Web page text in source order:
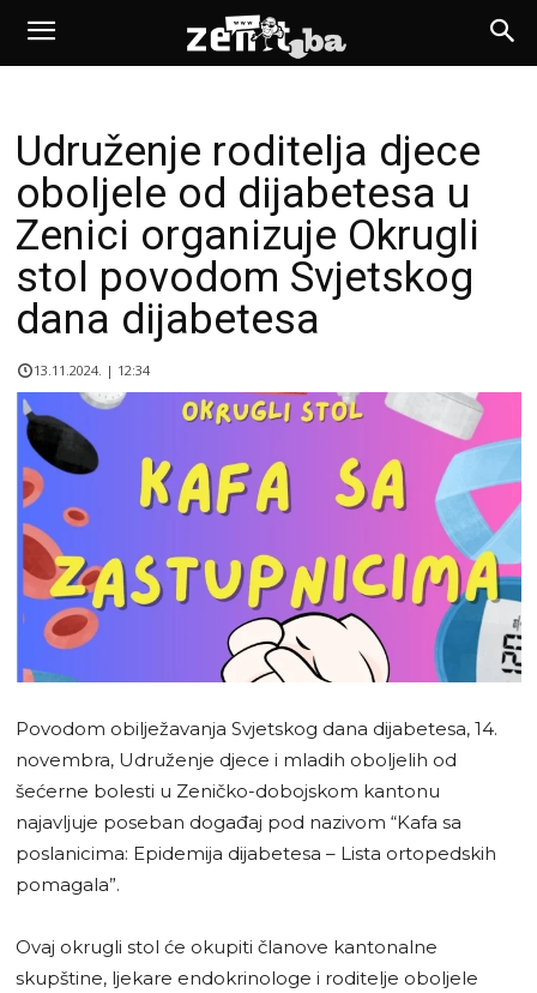
Udruženje roditelja djece
oboljele od dijabetesa u
Zenici organizuje Okrugli
stol povodom Svjetskog
dana dijabetesa
13.11.2024. | 12:34
Povodom obilježavanja Svjetskog dana dijabetesa, 14.
novembra, Udruženje djece i mladih oboljelih od
šećerne bolesti u Zeničko-dobojskom kantonu
najavljuje poseban događaj pod nazivom “Kafa sa
poslanicima: Epidemija dijabetesa – Lista ortopedskih
pomagala”.
Ovaj okrugli stol će okupiti članove kantonalne
skupštine, ljekare endokrinologe i roditelje oboljele